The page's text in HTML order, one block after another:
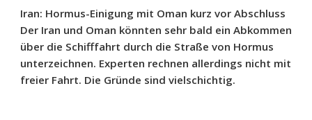
Iran: Hormus-Einigung mit Oman kurz vor Abschluss
Der Iran und Oman könnten sehr bald ein Abkommen
über die Schifffahrt durch die Straße von Hormus
unterzeichnen. Experten rechnen allerdings nicht mit
freier Fahrt. Die Gründe sind vielschichtig.